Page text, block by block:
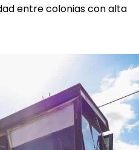
entre colonias con alta